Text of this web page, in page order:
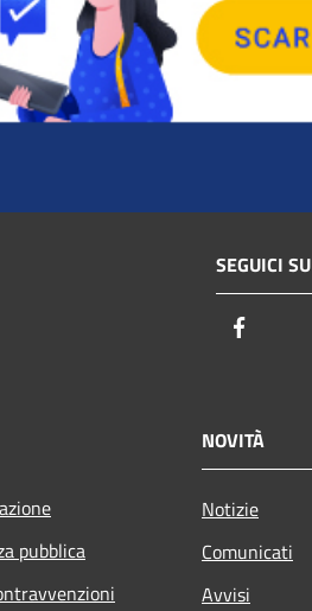
SEGUICI SU
pubblica
NOVITÀ
Notizie
Comunicati
Avvisi